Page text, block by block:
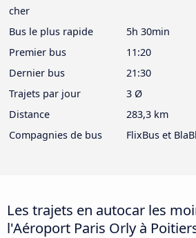
cher
Bus le plus rapide
5h 30min
Premier bus
11:20
Dernier bus
21:30
Trajets par jour
3 Ø
Distance
283,3 km
Compagnies de bus
FlixBus et
Les trajets en autocar les
l'Aéroport Paris Orly à